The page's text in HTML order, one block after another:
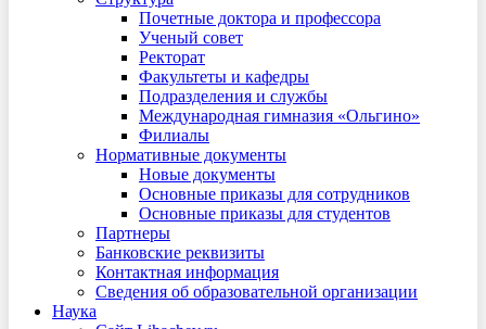
Почетные доктора и профессора
Ученый совет
Ректорат
Факультеты и кафедры
Подразделения и службы
Международная гимназия «Ольгино»
Филиалы
Нормативные документы
Новые документы
Основные приказы для сотрудников
Основные приказы для студентов
Партнеры
Банковские реквизиты
Контактная информация
Сведения об образовательной организации
Наука